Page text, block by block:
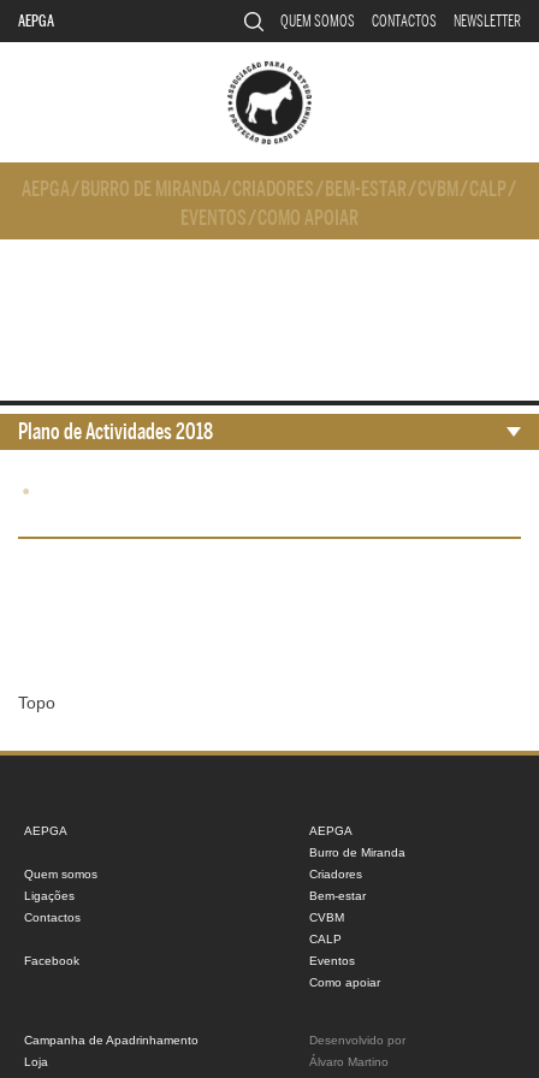
AEPGA QUEM SOMOS CONTACTOS NEWSLETTER
AEPGA/ BURRO DE MIRANDA/CRIADORES/ BEM-ESTAR/CVBM/CALP/
EVENTOS/COMO APOIAR
•
Topo
Plano de Actividades 2018
AEPGA
Quem somos
Ligações
Contactos
Facebook
AEPGA
Burro de Miranda
Criadores
Bem-estar
CVBM
CALP
Eventos
Como apoiar
Campanha de Apadrinhamento
Loja
Desenvolvido por
Álvaro Martino